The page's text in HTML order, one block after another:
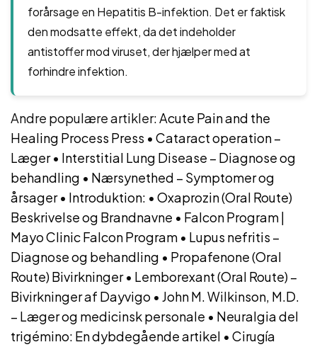
forårsage en Hepatitis B-infektion. Det er faktisk
den modsatte effekt, da det indeholder
antistoffer mod viruset, der hjælper med at
forhindre infektion.
Andre populære artikler:Acute Pain and the
Healing Process Press • Cataract operation –
Læger• Interstitial Lung Disease – Diagnose og
behandling • Nærsynethed – Symptomer og
årsager• Introduktion: • Oxaprozin (Oral Route)
Beskrivelse og Brandnavne • Falcon Program |
Mayo Clinic Falcon Program • Lupus nefritis –
Diagnose og behandling • Propafenone (Oral
Route) Bivirkninger• Lemborexant (Oral Route) –
Bivirkninger af Dayvigo • John M. Wilkinson, M.D.
– Læger og medicinsk personale • Neuralgia del
trigémino: En dybdegående artikel • Cirugía